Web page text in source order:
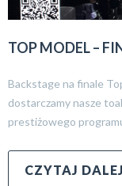
TOP MODEL –
Backstage na finale
dostarczamy nasze
prestiżowego
CZYTAJ DALEJ